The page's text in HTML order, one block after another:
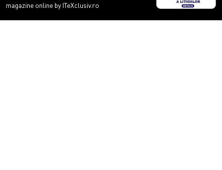
magazine online by ITeXclusiv.ro